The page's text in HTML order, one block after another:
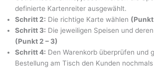
definierte Kartenreiter ausgewählt.
Schritt 2: Die richtige Karte wählen (Punkt
Schritt 3: Die jeweiligen Speisen und
(Punkt 2 – 3)
Schritt 4: Den Warenkorb überprüfen und
Bestellung am Tisch den Kunden